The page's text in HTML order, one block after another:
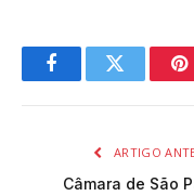
FacebookTwitter
ARTIGO
Câmara de São